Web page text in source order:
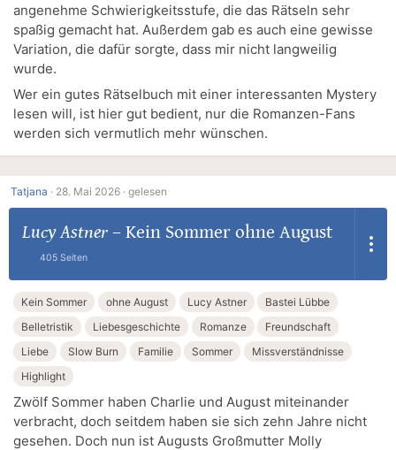
angenehme Schwierigkeitsstufe, die das Rätseln sehr
spaßig gemacht hat. Außerdem gab es auch eine gewisse
Variation, die dafür sorgte, dass mir nicht langweilig
wurde.
Wer ein gutes Rätselbuch mit einer interessanten Mystery
lesen will, ist hier gut bedient, nur die Romanzen-Fans
werden sich vermutlich mehr wünschen.
Tatjana · 28. Mai 2026 · gelesen
Lucy Astner– Kein Sommer ohne August
405 Seiten
Kein Sommer ohne August Lucy Astner
Bastei Lübbe
Belletristik
Liebesgeschichte Romanze
Freundschaft
Liebe
Slow Burn Familie Sommer
Missverständnisse
Highlight
Zwölf Sommer haben Charlie und August miteinander
verbracht, doch seitdem haben sie sich zehn Jahre nicht
gesehen. Doch nun ist Augusts Großmutter Molly